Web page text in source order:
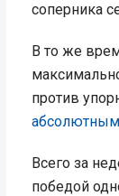
соперника
В то же
против
Всего за
победой